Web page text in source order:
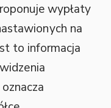
wypłaty
na
to informacja